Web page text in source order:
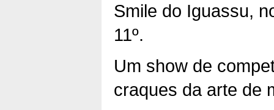
Smile do Iguassu,
11º.
Um show de
craques da arte de